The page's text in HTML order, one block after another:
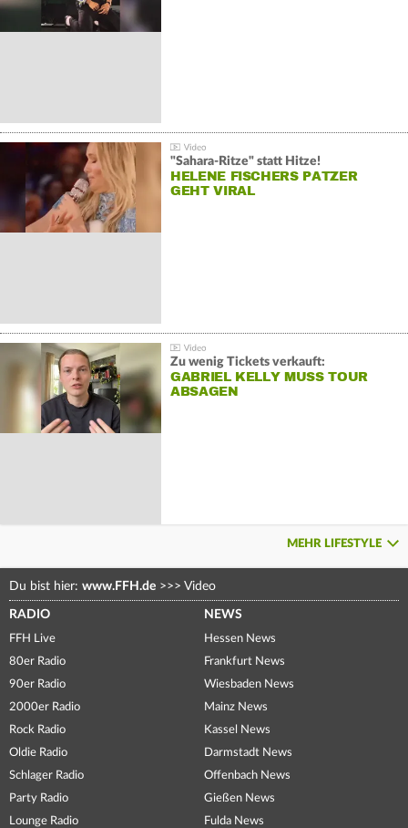
"Sahara-Ritze" statt Hitze!
HELENE FISCHERS PATZER
GEHT VIRAL
Zu wenig Tickets verkauft:
GABRIEL KELLY MUSS TOUR
ABSAGEN
MEHR LIFESTYLE
Du bist hier: www.FFH.de >>> Video
RADIO
FFH Live
80er Radio
90er Radio
2000er Radio
Rock Radio
Oldie Radio
Schlager Radio
Party Radio
Lounge Radio
NEWS
Hessen News
Frankfurt News
Wiesbaden News
Mainz News
Kassel News
Darmstadt News
Offenbach News
Gießen News
Fulda News